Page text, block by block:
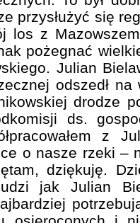
przysłużyć się
los z
pożegnać
Julian
odszedł
drodze
ds.
z
o nasze rzeki –
dziękuję.
jak Julian